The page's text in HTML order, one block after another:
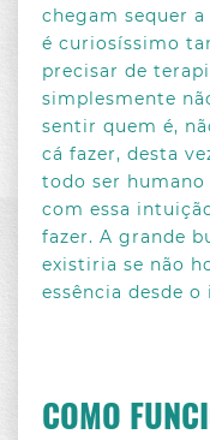
chegam sequer
é curiosíssimo
precisar de
simplesmente
sentir quem é,
cá fazer, desta
todo ser humano
com essa
fazer. A grande
existiria se não
essência desde o
COMO